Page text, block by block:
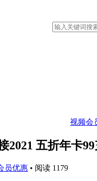
视频会
2021 五折年卡
员优惠 • 阅读 1179